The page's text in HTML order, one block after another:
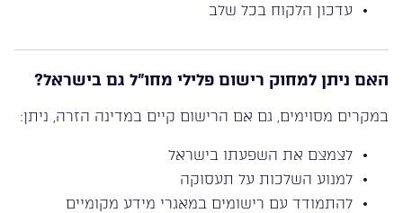
עדכון הלקוח בכל שלב
האם ניתן למחוק רישום פלילי מחו”ל גם בישראל?
במקרים מסוימים, גם אם הרישום קיים במדינה הזרה, ניתן:
לצמצם את השפעתו בישראל
למנוע השלכות על תעסוקה
להתמודד עם רישומים במאגרי מידע מקומיים